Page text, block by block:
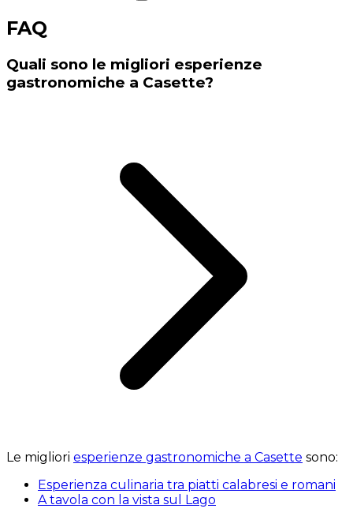
FAQ
Quali sono le migliori esperienze
gastronomiche a Casette?
Le migliori esperienze gastronomiche a Casette sono:
Esperienza culinaria tra piatti calabresi e romani
A tavola con la vista sul Lago